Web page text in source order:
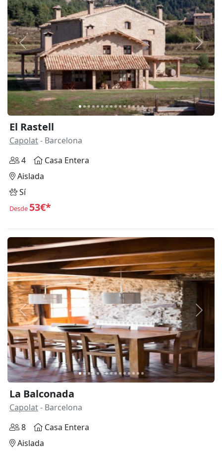
Anterior
El Rastell
Capolat- Barcelona
4
Casa Entera
Aislada
Sí
Desde 53€*
Anterior
La Balconada
Capolat- Barcelona
8
Casa Entera
Aislada